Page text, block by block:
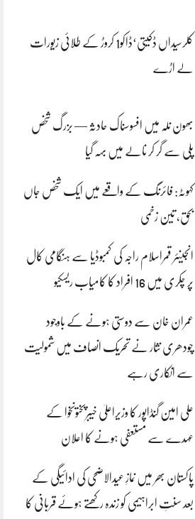
کلرسیداں ڈکیتی‘ڈاکو1 کروڑ کے طلائی زیورات
لے اڑے
بھون نلہ میں افسوسناک حادثہ — بزرگ شخص
پلی سے گر کر نالے میں بہہ گیا
کہوٹہ: فائرنگ کے واقعے میں ایک شخص جاں
بحق، تین زخمی
انجینئر قمراسلام راجہ کی کمبوڈیا سے ہنگامی کال
پر چکری میں 16 افراد کا کامیاب ریسکیو
عمران خان سے دوستی ہونے کے باوجود
چودھری نثار نے تحریک انصاف میں شمولیت
سے انکاری رہے
علی امین گنڈاپور کا وزیراعلیٰ خیبرپختونخوا کے
عہدے سے مستعفی ہونے کا اعلان
پاکستان بھر میں نمازِ عیدالاضحی کی ادائیگی کے
بعد سنتِ ابراہیمی کو زندہ رکھتے ہوئے قربانی کا